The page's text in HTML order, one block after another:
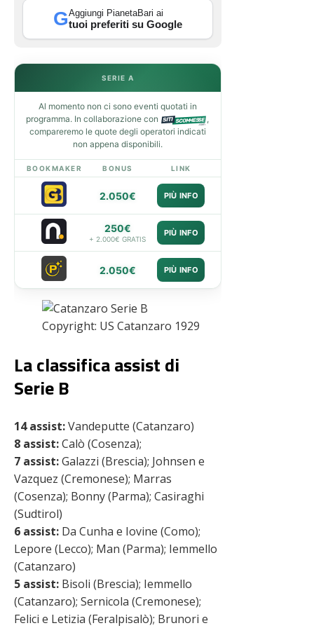
GAggiungi PianetaBari ai
tuoi preferiti su Google
SERIE A
Al momento non ci sono eventi quotati in
programma. In collaborazione con
,
compareremo le quote degli operatori indicati
non appena disponibili.
BOOKMAKER BONUS LINK
2.050€ PIÙ INFO
250€
+ 2.000€ GRATIS
PIÙ INFO
2.050€ PIÙ INFO
Copyright: US Catanzaro 1929
La classifica assist di
Serie B
14 assist:Vandeputte (Catanzaro)
8 assist:Calò (Cosenza);
7 assist:Galazzi (Brescia); Johnsen e
Vazquez (Cremonese); Marras
(Cosenza); Bonny (Parma); Casiraghi
(Sudtirol)
6 assist: Da Cunha e Iovine (Como);
Lepore (Lecco); Man (Parma); Iemmello
(Catanzaro)
5 assist: Bisoli (Brescia); Iemmello
(Catanzaro); Sernicola (Cremonese);
Felici e Letizia (Feralpisalò); Brunori e